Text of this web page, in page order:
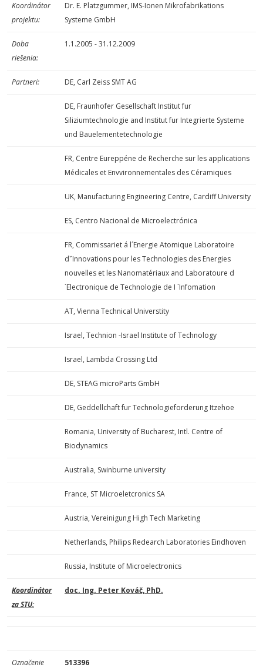
Koordinátor
projektu:
Dr. E. Platzgummer, IMS-Ionen Mikrofabrikations
Systeme GmbH
Doba
riešenia:
1.1.2005 - 31.12.2009
Partneri: DE, Carl Zeiss SMT AG
DE, Fraunhofer Gesellschaft Institut fur
Siliziumtechnologie and Institut fur Integrierte Systeme
und Bauelementetechnologie
FR, Centre Eureppéne de Recherche sur les applications
Médicales et Envvironnementales des Céramiques
UK, Manufacturing Engineering Centre, Cardiff University
ES, Centro Nacional de Microelectrónica
FR, Commissariet á l´Energie Atomique Laboratoire
dˇInnovations pour les Technologies des Energies
nouvelles et les Nanomatériaux and Laboratoure d
´Electronique de Technologie de I ´Infomation
AT, Vienna Technical Universtity
Israel, Technion -Israel Institute of Technology
Israel, Lambda Crossing Ltd
DE, STEAG microParts GmbH
DE, Geddellchaft fur Technologieforderung Itzehoe
Romania, University of Bucharest, Intl. Centre of
Biodynamics
Australia, Swinburne university
France, ST Microeletcronics SA
Austria, Vereinigung High Tech Marketing
Netherlands, Philips Redearch Laboratories Eindhoven
Russia, Institute of Microelectronics
Koordinátor
za STU:
doc. Ing. Peter Kováč, PhD.
Označenie
513396